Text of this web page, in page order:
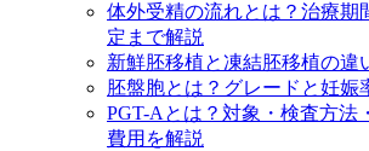
体外受精の流れとは？治療期
定まで解説
新鮮胚移植と凍結胚移植の違
胚盤胞とは？グレードと妊娠
PGT-Aとは？対象・検査方法
費用を解説